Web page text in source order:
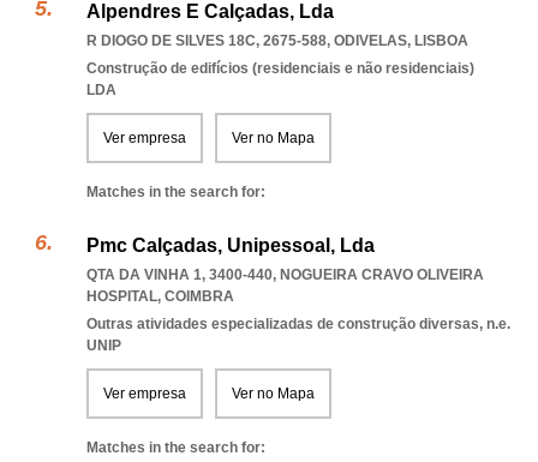
Alpendres E Calçadas, Lda
R DIOGO DE SILVES 18C, 2675-588, ODIVELAS, LISBOA
Construção de edifícios (residenciais e não residenciais)
LDA
Ver empresa Ver no Mapa
Matches in the search for:
Pmc Calçadas, Unipessoal, Lda
QTA DA VINHA 1, 3400-440, NOGUEIRA CRAVO OLIVEIRA
HOSPITAL, COIMBRA
Outras atividades especializadas de construção diversas, n.e.
UNIP
Ver empresa Ver no Mapa
Matches in the search for: